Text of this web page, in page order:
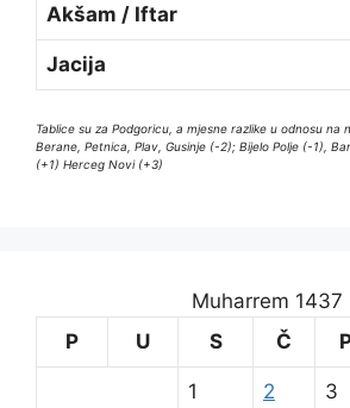
Akšam / Iftar
Jacija
Tablice su za Podgoricu, a mjesne razlike u odnosu na
Berane, Petnica, Plav, Gusinje (-2); Bijelo Polje (-1),
(+1) Herceg Novi (+3)
Muharrem 1437
P
U S Č
1 2 3